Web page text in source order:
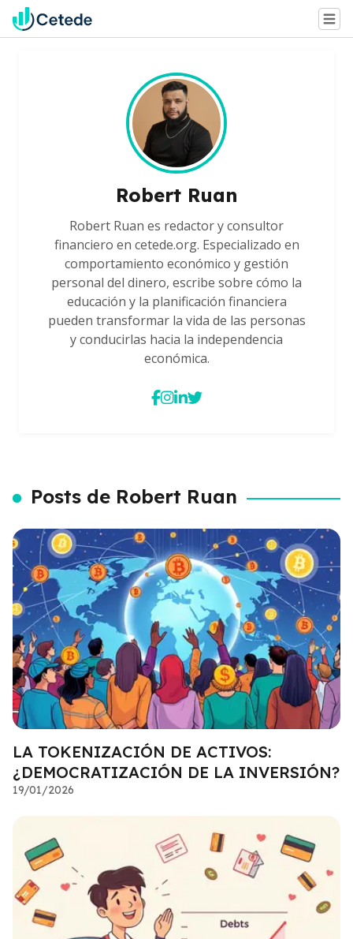
Robert Ruan
Robert Ruan es redactor y consultor
financiero en cetede.org. Especializado en
comportamiento económico y gestión
personal del dinero, escribe sobre cómo la
educación y la planificación financiera
pueden transformar la vida de las personas
y conducirlas hacia la independencia
económica.
Posts de Robert Ruan
LA TOKENIZACIÓN DE ACTIVOS:
¿DEMOCRATIZACIÓN DE LA INVERSIÓN?
19/01/2026